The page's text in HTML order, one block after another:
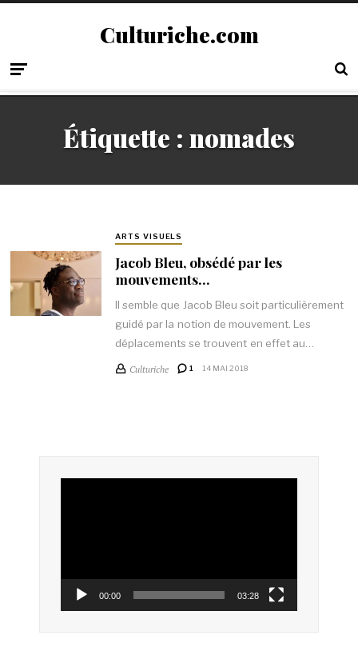
Culturiche.com
Étiquette : nomades
ARTS VISUELS
Jacob Bleu, obsédé par les
mouvements…
Il semble que Jacob Bleu soit particulièrement
guidé par la notion de mouvement. Les
déplacements se trouvent en effet au…
Culturiche 1 14 MAI 2018
00:00 03:28